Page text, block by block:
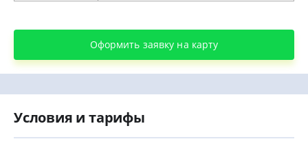
Оформить заявку на карту
Условия и тарифы